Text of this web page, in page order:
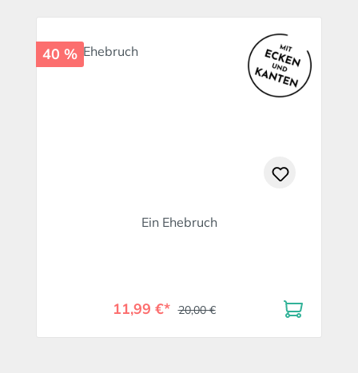
40 %
Ein Ehebruch
11,99 €* 20,00 €